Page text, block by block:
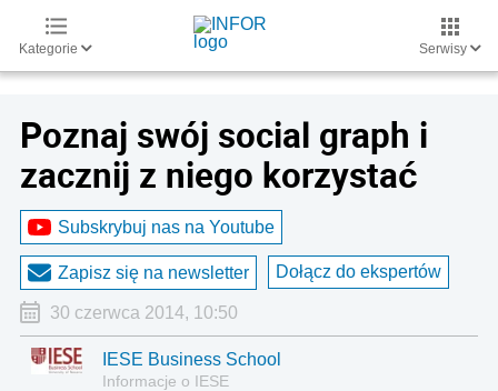
Kategorie Serwisy
Poznaj swój social graph i
zacznij z niego korzystać
Subskrybuj nas na Youtube
Zapisz się na newsletter Dołącz do ekspertów
30 czerwca 2014, 10:50
IESE Business School
Informacje o IESE